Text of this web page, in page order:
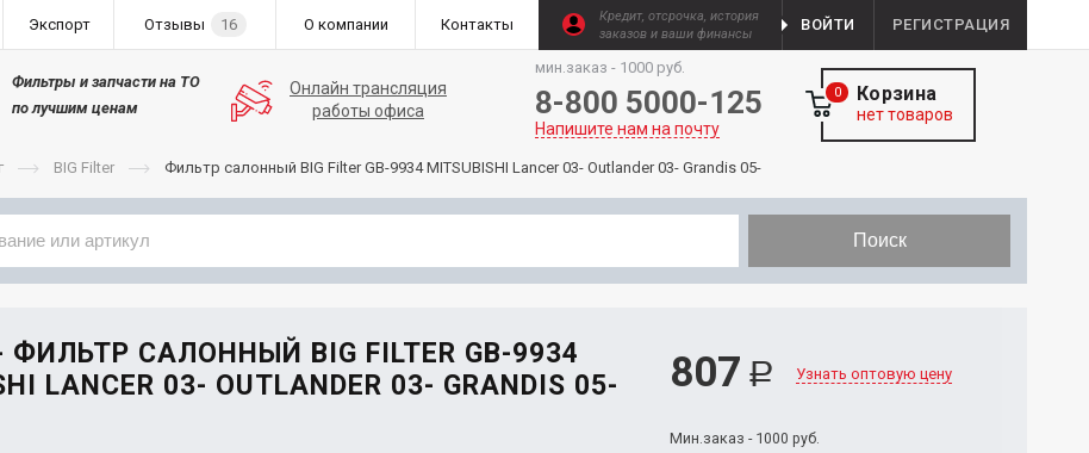
Экспорт Отзывы 16 О компании Контакты
Кредит, отсрочка, история
заказов и ваши финансы
ВОЙТИ РЕГИСТРАЦИЯ
Фильтры и запчасти на ТО
по лучшим ценам
Онлайн трансляция
работы офиса
мин.заказ - 1000 руб.
8-800 5000-125
Напишите нам на почту
Корзина
0
нет товаров
BIG Filter Фильтр салонный BIG Filter GB-9934 MITSUBISHI Lancer 03- Outlander 03- Grandis 05-
Поиск
ФИЛЬТР САЛОННЫЙ BIG FILTER GB-9934
LANCER 03- OUTLANDER 03- GRANDIS 05-
807 Р Узнать оптовую цену
Мин.заказ - 1000 руб.